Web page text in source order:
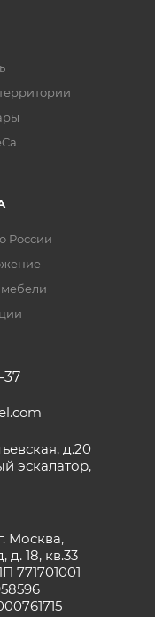
России
мебели
37
д.20
эскалатор,
Москва,
18, кв.33
771701001